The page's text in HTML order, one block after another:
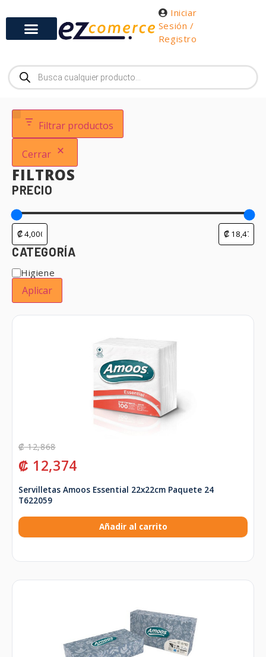
Iniciar
Sesión /
Registro
Filtrar productos
Cerrar
FILTROS
PRECIO
CATEGORÍA
Higiene
Aplicar
₡12,868
₡ 12,374
Servilletas Amoos Essential 22x22cm Paquete 24
T622059
Añadir al carrito